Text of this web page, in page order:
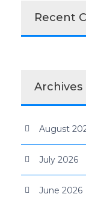
Recent
Archives
August
July 2026
June 2026